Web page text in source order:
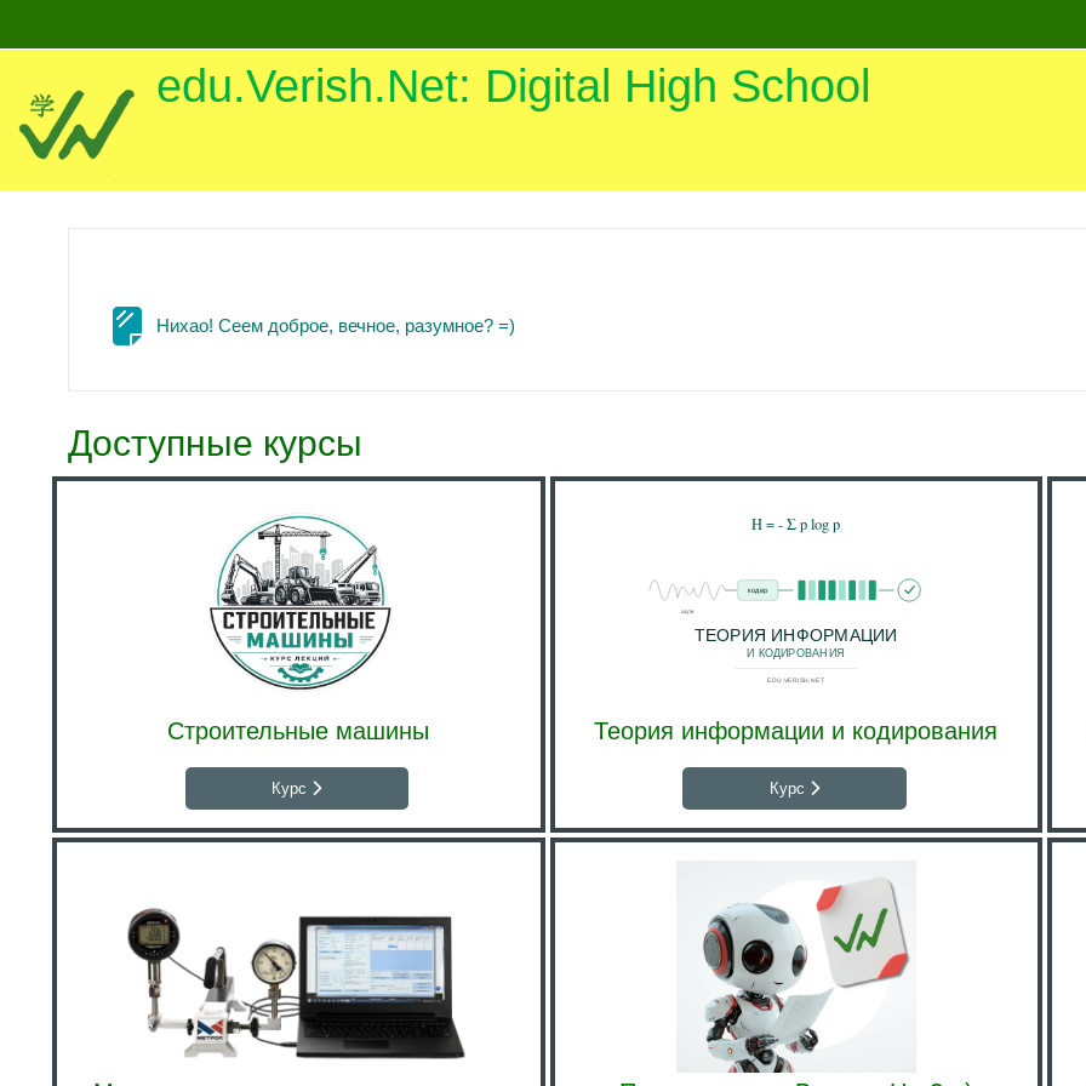
edu.Verish.Net: Digital High School
Нихао! Сеем доброе, вечное, разумное? =)
Доступные курсы
Строительные машины
Курс
Теория информации и кодирования
Курс